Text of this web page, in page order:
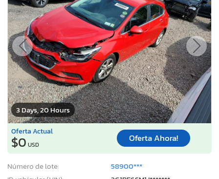
3 Days, 20 Hours
Oferta Actual
$0 USD
Oferta Ahora!
Número de lote:
58900***